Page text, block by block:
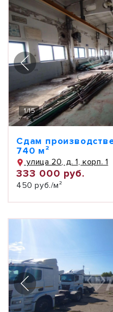
1/15
Сдам
740 м²
улица 20, д. 1, корп. 1
333 000 руб.
450 руб./м²